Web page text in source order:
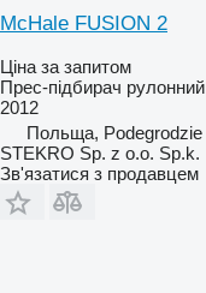
McHale FUSION 2
Ціна за запитом
Прес-підбирач рулонний
2012
Польща, Podegrodzie
STEKRO Sp. z o.o. Sp.k.
Зв'язатися з продавцем